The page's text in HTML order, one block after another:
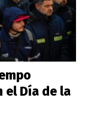
el Día de la